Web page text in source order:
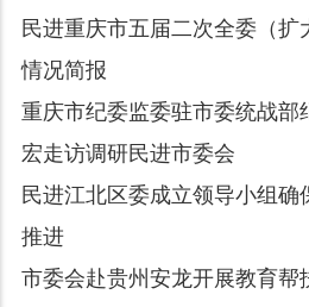
民进重庆市五届二次全委（扩
情况简报
重庆市纪委监委驻市委统战部
宏走访调研民进市委会
民进江北区委成立领导小组确
推进
市委会赴贵州安龙开展教育帮